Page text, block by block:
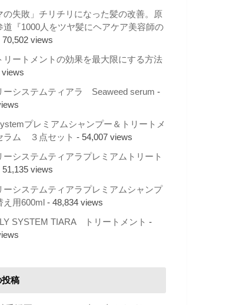
の失敗」チリチリになった髪の改善。原
道『1000人をツヤ髪にヘアケア美容師の
70,502 views
リートメントの効果を最大限にする方法
views
ーシステムティアラ Seaweed serum -
プレミアムシャンプー＆トリートメ
ラム ３点セット - 54,007 views
ーシステムティアラプレミアムトリート
51,135 views
ーシステムティアラプレミアムシャンプ
え用600ml - 48,834 views
SYSTEM TIARA トリートメント -
稿